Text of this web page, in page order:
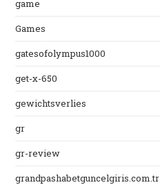
game
Games
gatesofolympus1000
get-x-650
gewichtsverlies
gr
gr-review
grandpashabetguncelgiris.com.tr